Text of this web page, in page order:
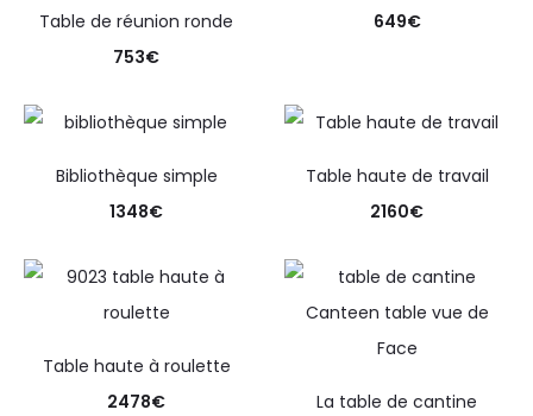
Table de réunion ronde
753€
649€
Bibliothèque simple
1348€
Table haute de travail
2160€
Table haute à roulette
2478€
La table de cantine